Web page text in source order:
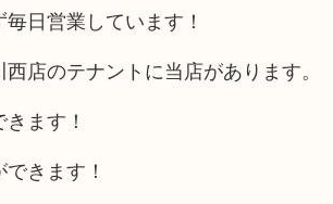
日営業しています！
店のテナントに当店があります。
ます！
きます！